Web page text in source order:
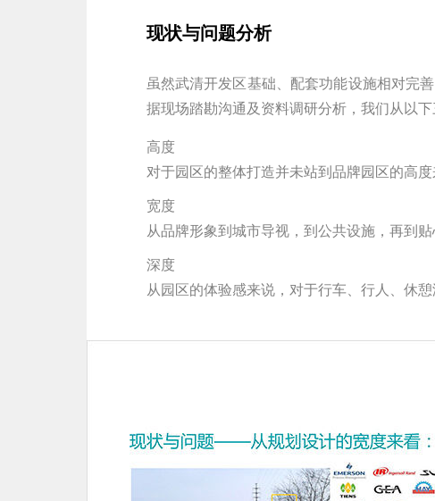
现状与问题分析
虽然武清开发区基础、配套功能设施相对完
据现场踏勘沟通及资料调研分析，我们从以
高度
对于园区的整体打造并未站到品牌园区的高
宽度
从品牌形象到城市导视，到公共设施，再到
深度
从园区的体验感来说，对于行车、行人、休